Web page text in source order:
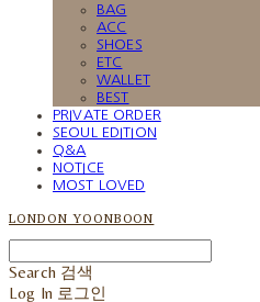
BAG
ACC
SHOES
ETC
WALLET
BEST
PRIVATE ORDER
SEOUL EDITION
Q&A
NOTICE
MOST LOVED
LONDON YOONBOON
Search 검색
Log In 로그인